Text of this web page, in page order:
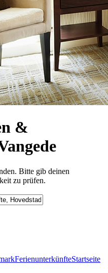
&
Bitte gib deinen
zu prüfen.
FerienunterkünfteStartseite